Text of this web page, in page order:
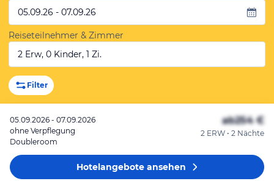
05.09.26 - 07.09.26
Reiseteilnehmer & Zimmer
2 Erw, 0 Kinder, 1 Zi.
Filter
05.09.2026 - 07.09.2026
ohne Verpflegung
Doubleroom
ab254 €
2 ERW • 2 Nächte
Hotelangeboteansehen